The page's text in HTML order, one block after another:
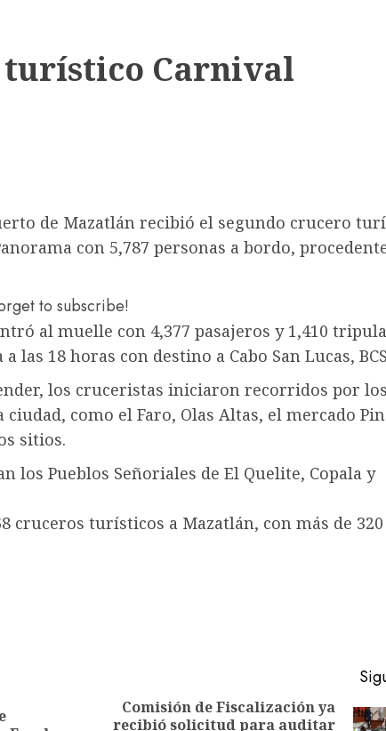
Carnival
de Mazatlán recibió el segundo crucero
con 5,787 personas a bordo,
to subscribe!
al muelle con 4,377 pasajeros y 1,410
18 horas con destino a Cabo San Lucas,
los cruceristas iniciaron recorridos por los
como el Faro, Olas Altas, el mercado
sitios.
los Pueblos Señoriales de El Quelite, Copala y
cruceros turísticos a Mazatlán, con más de
Comisión de Fiscalización ya
recibió solicitud para auditar